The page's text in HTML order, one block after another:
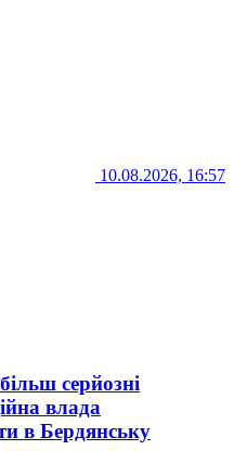
10.08.2026, 16:57
серйозні
влада
в Бердянську